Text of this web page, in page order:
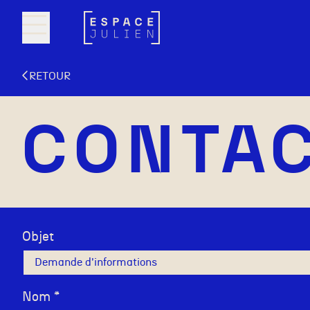
RETOUR
Objet
Nom